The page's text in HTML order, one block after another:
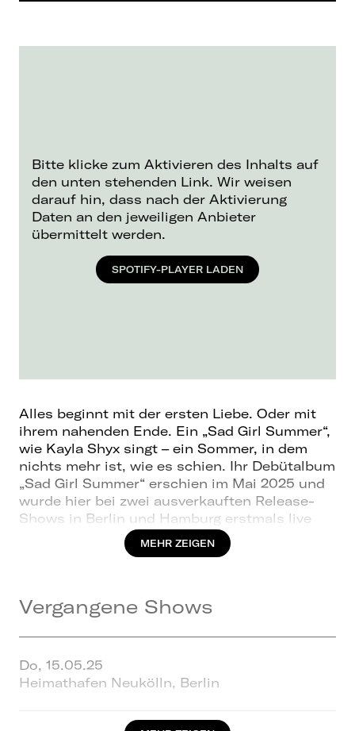
Bitte klicke zum Aktivieren des Inhalts auf
den unten stehenden Link. Wir weisen
darauf hin, dass nach der Aktivierung
Daten an den jeweiligen Anbieter
übermittelt werden.
SPOTIFY-PLAYER LADEN
Alles beginnt mit der ersten Liebe. Oder mit
ihrem nahenden Ende. Ein „Sad Girl Summer“,
wie Kayla Shyx singt – ein Sommer, in dem
nichts mehr ist, wie es schien. Ihr Debütalbum
„Sad Girl Summer“ erschien im Mai 2025 und
wurde hier bei zwei ausverkauften Release-
Shows in Berlin und Hamburg erstmals live
präsentiert – ein Auftakt für eine Talfahrt aus
Veränderung und Lichtung. Ganz nah und
die sich an Liebe, Begegnungen und
Shyx begegnet, sieht mehr als nur Zahlen:
Gesammelt knapp drei Millionen Follower auf
TikTok, YouTube und Instagram und den Mut,
sich früh zu zeigen. Mit 14 das erste Video,
MEHR ZEIGEN
Vergangene Shows
Do, 15.05.25
Heimathafen Neukölln, Berlin